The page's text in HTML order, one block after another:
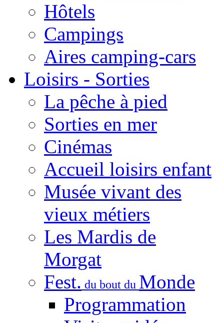
Hôtels
Campings
Aires camping-cars
Loisirs - Sorties
La pêche à pied
Sorties en mer
Cinémas
Accueil loisirs enfant
Musée vivant des
vieux métiers
Les Mardis de
Morgat
Fest. du bout du Monde
Programmation